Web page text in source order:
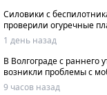
Силовики с
проверили огуречные
Волгоградом
1 день назад
В Волгограде с раннего
возникли проблемы с
интернетом и сервисами
9 часов назад